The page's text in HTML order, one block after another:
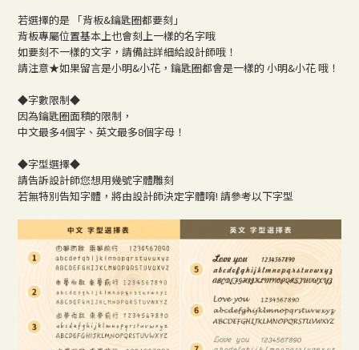
若選擇的是 「背板&鑰匙圈都要刻」
背板專屬位置基本上也會刻上一樣的名字哦
如要刻不一樣的文字，請備註詳細給設計師哦！
請注意★如果留言是小明&小花，鑰匙圈都會是一樣的 小明&小花 哦！
◆字數限制◆
因為鑰匙圈面積的限制，
中文最多4個字、英文最多8個字母！
◆字型選擇◆
請告訴設計師您想用幾號字體雕刻
若無特別告知字體，將由設計師決定字體唷! 請參考以下字型